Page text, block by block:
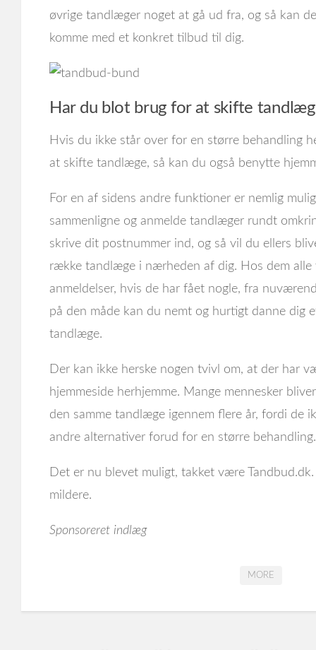
øvrige tandlæger noget at gå ud fra, og så kan
komme med et konkret tilbud til dig.
Har du blot brug for at skifte
Hvis du ikke står over for en større behandling
at skifte tandlæge, så kan du også benytte
For en af sidens andre funktioner er nemlig
sammenligne og anmelde tandlæger rundt
skrive dit postnummer ind, og så vil du ellers
række tandlæge i nærheden af dig. Hos dem
anmeldelser, hvis de har fået nogle, fra
på den måde kan du nemt og hurtigt danne dig
tandlæge.
Der kan ikke herske nogen tvivl om, at der har
hjemmeside herhjemme. Mange mennesker
den samme tandlæge igennem flere år, fordi de
andre alternativer forud for en større behandling.
Det er nu blevet muligt, takket være
mildere.
Sponsoreret indlæg
MORE